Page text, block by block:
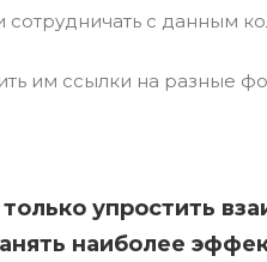
с данным
им ссылки на разные
упростить
наиболее